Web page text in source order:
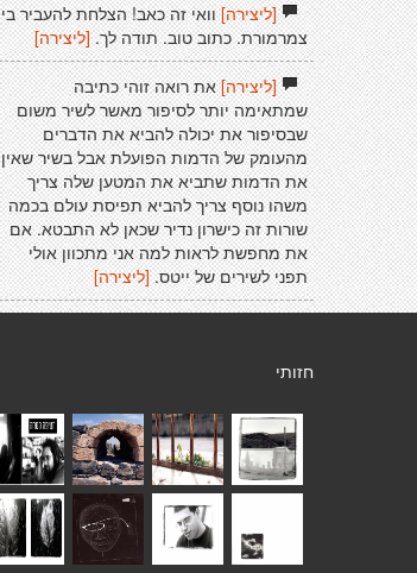
[ליצירה]וואי זה כאב! הצלחת להעביר בי
צמרמורת. כתוב טוב. תודה לך. [ליצירה]
[ליצירה]את רואה זוהי כתיבה
שמתאימה יותר לסיפור מאשר לשיר משום
שבסיפור את יכולה להביא את הדברים
מהעומק של הדמות הפועלת אבל בשיר שאין
את הדמות שתביא את המטען שלה צריך
משהו נוסף צריך להביא תפיסת עולם בכמה
שורות זה כישרון נדיר שכאן לא התבטא. אם
את מחפשת לראות למה אני מתכוון אולי
תפני לשירים של ייטס. [ליצירה]
חזותי